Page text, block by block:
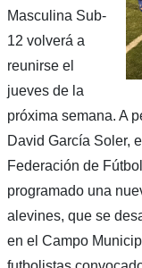
Masculina Sub-
12 volverá a
reunirse el
jueves de la
próxima semana. A
David García Soler,
Federación de
programado una
alevines, que se
en el Campo